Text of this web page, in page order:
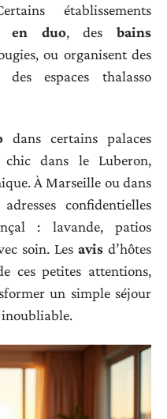
établissements
en duo, desbains
ou organisent des
des espaces thalasso
dans certains palaces
chic dans le Luberon,
À Marseille ou dans
confidentielles
: lavande, patios
soin. Les avis d’hôtes
ces petites attentions,
un simple séjour
inoubliable.